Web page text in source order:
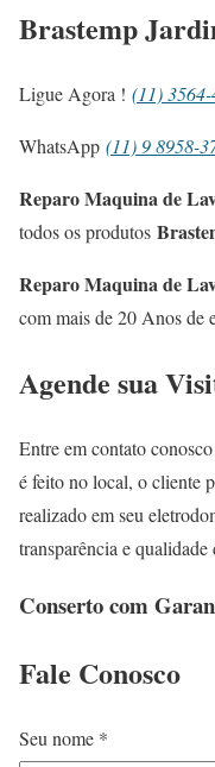
Brastemp
Ligue Agora ! (11)
WhatsApp (11) 9 8958-
Reparo Maquina de
todos os produtos
Reparo Maquina de
com mais de 20 Anos de
Agende sua
Entre em contato
é feito no local, o cliente
realizado em seu
transparência e qualidade
Conserto com
Fale Conosco
Seu nome *